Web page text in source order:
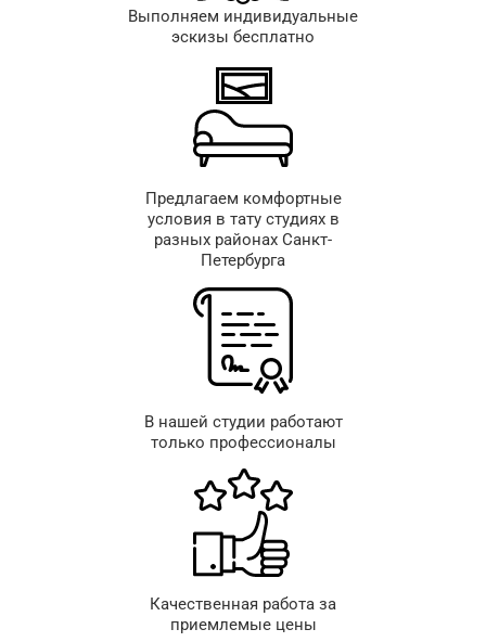
Выполняем индивидуальные
эскизы бесплатно
Предлагаем комфортные
условия в тату студиях в
разных районах Санкт-
Петербурга
В нашей студии работают
только профессионалы
Качественная работа за
приемлемые цены